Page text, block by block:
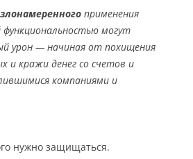
злонамеренного применения
могут
урон — начиная от похищения
и кражи денег со счетов и
компаниями и
нужно защищаться.